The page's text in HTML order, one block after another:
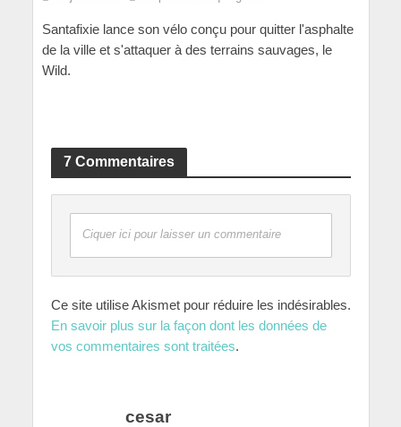
Santafixie lance son vélo conçu pour quitter l'asphalte
de la ville et s'attaquer à des terrains sauvages, le
Wild.
7 Commentaires
Ciquer ici pour laisser un commentaire
Ce site utilise Akismet pour réduire les indésirables.
En savoir plus sur la façon dont les données de
vos commentaires sont traitées.
cesar